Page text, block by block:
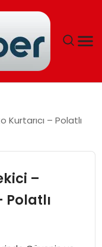
Kurtarıcı – Polatlı
–
Polatlı